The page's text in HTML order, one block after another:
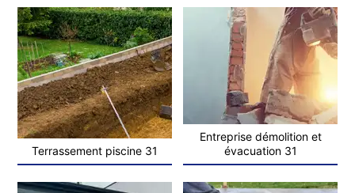
Terrassement piscine 31
Entreprise démolition et
évacuation 31